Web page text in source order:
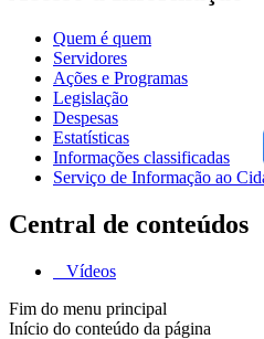
Quem é quem
Servidores
Ações e Programas
Legislação
Despesas
Estatísticas
Informações classificadas
Serviço de Informação ao
Central de conteúdos
Vídeos
Fim do menu principal
Início do conteúdo da página